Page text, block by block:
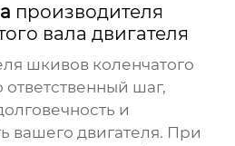
производителя
вала двигателя
шкивов коленчатого
ответственный шаг,
и
вашего двигателя. При